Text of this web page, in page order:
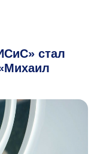
стал